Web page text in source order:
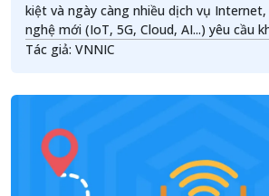
kiệt và ngày càng nhiều dịch vụ
nghệ mới (IoT, 5G, Cloud, AI...) yêu cầu
tục và mở rộng, mô hình IPv6 Only
Tác giả: VNNIC